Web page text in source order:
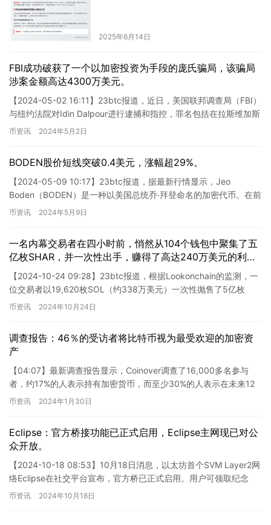
2025年6月14日
FBI成功破获了一个以加密投资为手段的庞氏骗局，该骗局
涉案金额高达4300万美元。
【2024-05-02 16:11】23btc报道，近日，美国联邦调查局（FBI）
与纽约法院对Idin Dalpour进行逮捕和指控，罪名包括在拉斯维加斯
酒店和加密货币交易领域提供…
币资讯 2024年5月2日
BODEN股价短线突破0.4美元，涨幅超29%。
【2024-05-09 10:17】23btc报道，据最新行情显示，Jeo
Boden（BODEN）是一种以美国总统乔·拜登命名的加密代币。在前
总统唐纳德·特朗普回应记者提问后，B…
币资讯 2024年5月9日
一名内幕交易者在四小时前，悄然从104个钱包中聚集了五
亿枚SHAR，并一次性出手，赚得了高达240万美元的利
润。
【2024-10-24 09:28】23btc报道，根据Lookonchain的监测，一
位交易者以19,620枚SOL（约338万美元）一次性抛售了5亿枚
SAR（占总供应量的50%…
币资讯 2024年10月24日
调查报告：46％的受访者将比特币视为最受欢迎的加密资
产
【04:07】最新调查报告显示，Coinover调查了16,000多名参与
者，约17%的人表示持有加密货币，而至少30%的人表示在未来12
个月内可能会投资加密货币。数据还显示，46…
币资讯 2024年1月30日
Eclipse：官方桥接功能已正式启用，Eclipse主网现已对公
众开放。
【2024-10-18 08:53】10月18日消息，以太坊首个SVM Layer2网
络Eclipse在社交平台宣布，官方桥已正式启用。用户可领取纪念
NFT「Path of Dis…
币资讯 2024年10月18日